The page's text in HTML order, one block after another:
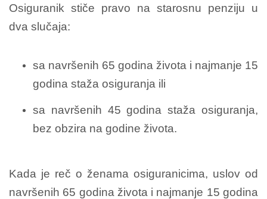
Osiguranik stiče pravo na starosnu penziju u
dva slučaja:
sa navršenih 65 godina života i najmanje 15
godina staža osiguranja ili
sa navršenih 45 godina staža osiguranja,
bez obzira na godine života.
Kada je reč o ženama osiguranicima, uslov od
navršenih 65 godina života i najmanje 15 godina